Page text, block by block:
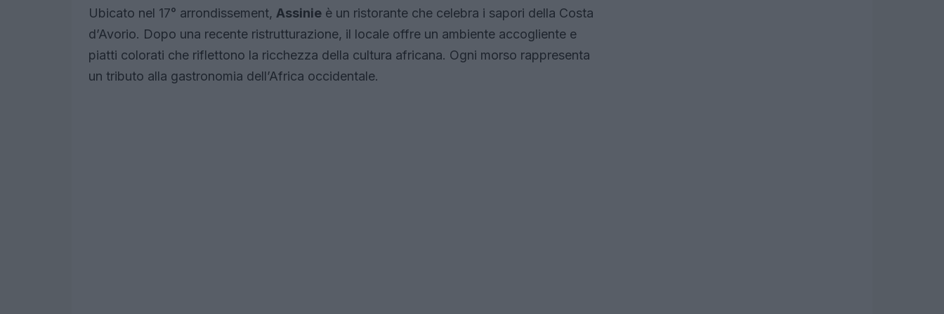
Ubicato nel 17° arrondissement, Assinie è un ristorante che celebra i sapori della Costa
d’Avorio. Dopo una recente ristrutturazione, il locale offre un ambiente accogliente e
piatti colorati che riflettono la ricchezza della cultura africana. Ogni morso rappresenta
un tributo alla gastronomia dell’Africa occidentale.